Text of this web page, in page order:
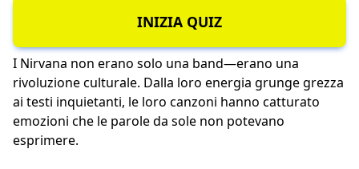
INIZIA QUIZ
I Nirvana non erano solo una band—erano una
rivoluzione culturale. Dalla loro energia grunge grezza
ai testi inquietanti, le loro canzoni hanno catturato
emozioni che le parole da sole non potevano
esprimere.